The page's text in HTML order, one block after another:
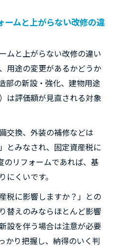
ームと上がらない改修の違
ムと上がらない改修の違い
用途の変更があるかどうか
部の新設・強化、建物用途
は評価額が見直される対象
交換、外装の補修などは
とみなされ、固定資産税に
のリフォームであれば、基
くいです。
税に影響しますか？」との
替えのみならほとんど影響
設を伴う場合は注意が必要
かり把握し、納得のいく判